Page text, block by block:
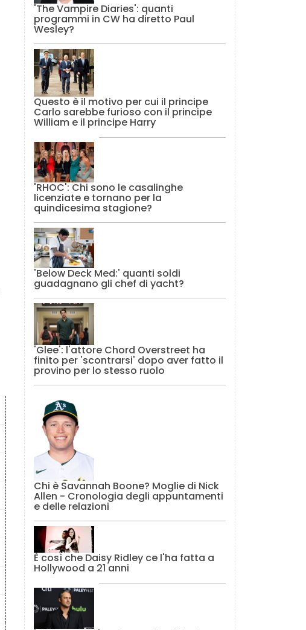
'The Vampire Diaries': quanti
programmi in CW ha diretto Paul
Wesley?
Questo è il motivo per cui il principe
Carlo sarebbe furioso con il principe
William e il principe Harry
'RHOC': Chi sono le casalinghe
licenziate e tornano per la
quindicesima stagione?
'Below Deck Med:' quanti soldi
guadagnano gli chef di yacht?
'Glee': l'attore Chord Overstreet ha
finito per 'scontrarsi' dopo aver fatto il
provino per lo stesso ruolo
Chi è Savannah Boone? Moglie di Nick
Allen - Cronologia degli appuntamenti
e delle relazioni
È così che Daisy Ridley ce l'ha fatta a
Hollywood a 21 anni